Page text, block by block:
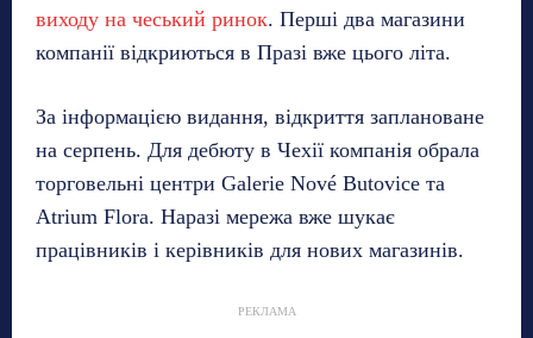
виходу на чеський ринок. Перші два магазини
компанії відкриються в Празі вже цього літа.
За інформацією видання, відкриття заплановане
на серпень. Для дебюту в Чехії компанія обрала
торговельні центри Galerie Nové Butovice та
Atrium Flora. Наразі мережа вже шукає
працівників і керівників для нових магазинів.
РЕКЛАМА